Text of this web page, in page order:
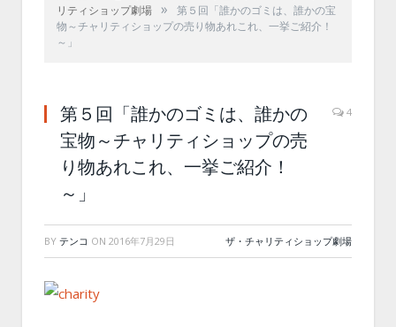
リティショップ劇場 »
第５回「誰かのゴミは、誰かの宝
物～チャリティショップの売り物あれこれ、一挙ご紹介！
～」
第５回「誰かのゴミは、誰かの
宝物～チャリティショップの売
り物あれこれ、一挙ご紹介！
～」
4
BY テンコ ON 2016年7月29日 ザ・チャリティショップ劇場